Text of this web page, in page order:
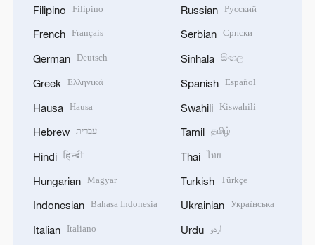
Filipino Filipino
French Français
German Deutsch
Greek Ελληνικά
Hausa Hausa
Hebrew עברית
Hindi हिन्दी
Hungarian Magyar
Indonesian Bahasa Indonesia
Italian Italiano
Russian Русский
Serbian Српски
Sinhala සිංහල
Spanish Español
Swahili Kiswahili
Tamil தமிழ்
Thai ไทย
Turkish Türkçe
Ukrainian Українська
Urdu اردو